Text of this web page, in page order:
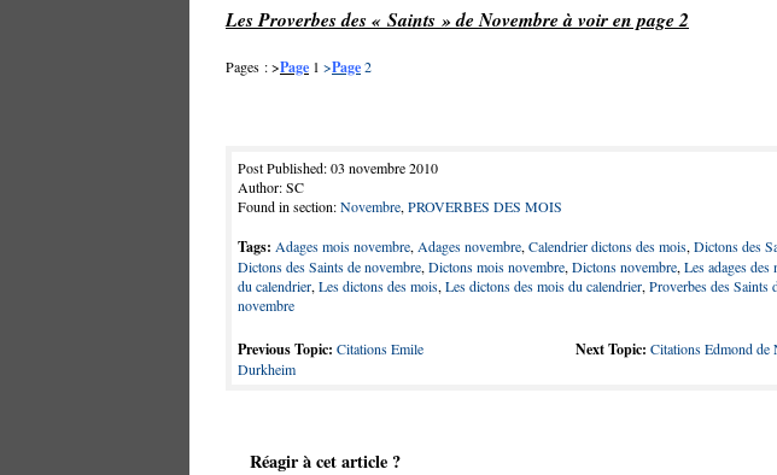
Les Proverbes des « Saints » de Novembre à voir en page 2
Pages : >Page 1 >Page2
Post Published: 03 novembre 2010
Author: SC
Found in section:Novembre, PROVERBES DES MOIS
Tags: Adages mois novembre, Adages novembre, Calendrier dictons des mois, Dictons des
Dictons des Saints de novembre, Dictons mois novembre, Dictons novembre, Les adages des
du calendrier, Les dictons des mois, Les dictons des mois du calendrier, Proverbes des Saints
novembre
Previous Topic: Citations Emile
Durkheim
Next Topic: Citations Edmond de
Réagir à cet article ?